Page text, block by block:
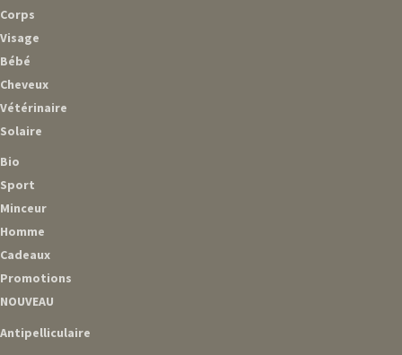
Corps
Visage
Bébé
Cheveux
Vétérinaire
Solaire
Bio
Sport
Minceur
Homme
Cadeaux
Promotions
NOUVEAU
Antipelliculaire